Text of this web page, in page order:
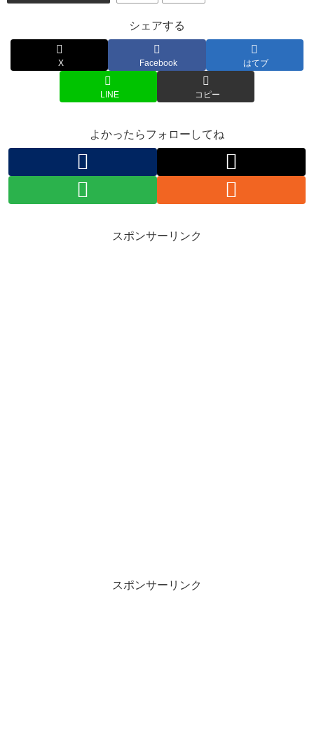
シェアする
X Facebook はてブ
LINE コピー
よかったらフォローしてね
スポンサーリンク
スポンサーリンク